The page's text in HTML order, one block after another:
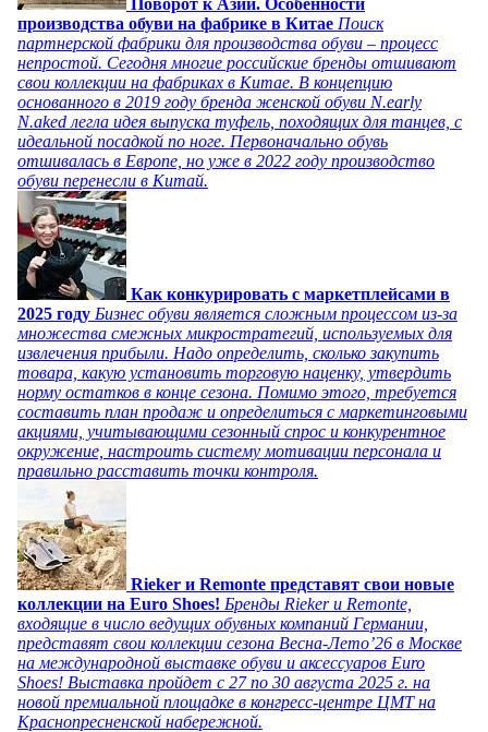
Поворот к Азии. Особенности
производства обуви на фабрике в Китае Поиск
партнерской фабрики для производства обуви – процесс
непростой. Сегодня многие российские бренды отшивают
свои коллекции на фабриках в Китае. В концепцию
основанного в 2019 году бренда женской обуви N.early
N.aked легла идея выпуска туфель, походящих для танцев, с
идеальной посадкой по ноге. Первоначально обувь
отшивалась в Европе, но уже в 2022 году производство
обуви перенесли в Китай.
Как конкурировать с маркетплейсами в
2025 году Бизнес обуви является сложным процессом из-за
множества смежных микростратегий, используемых для
извлечения прибыли. Надо определить, сколько закупить
товара, какую установить торговую наценку, утвердить
норму остатков в конце сезона. Помимо этого, требуется
составить план продаж и определиться с маркетинговыми
акциями, учитывающими сезонный спрос и конкурентное
окружение, настроить систему мотивации персонала и
правильно расставить точки контроля.
Rieker и Remonte представят свои новые
коллекции на Euro Shoes! Бренды Rieker и Remonte,
входящие в число ведущих обувных компаний Германии,
представят свои коллекции сезона Весна-Лето’26 в Москве
на международной выставке обуви и аксессуаров Euro
Shoes! Выставка пройдет c 27 по 30 августа 2025 г. на
новой премиальной площадке в конгресс-центре ЦМТ на
Краснопресненской набережной.